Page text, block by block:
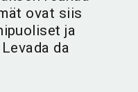
ovat siis
ja
da